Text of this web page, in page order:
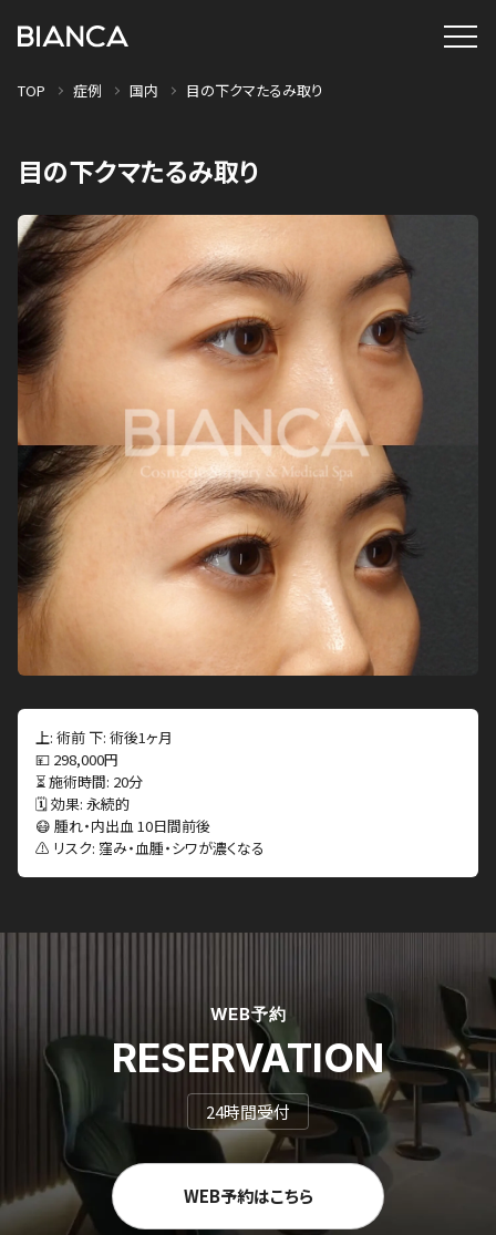
TOP 症例 国内 目の下クマたるみ取り
目の下クマたるみ取り
上: 術前 下: 術後1ヶ月
💴 298,000円
⏳ 施術時間: 20分
🗓 効果: 永続的
😷 腫れ・内出血 10日間前後
⚠️ リスク: 窪み・血腫・シワが濃くなる
WEB予約
RESERVATION
24時間受付
WEB予約はこちら